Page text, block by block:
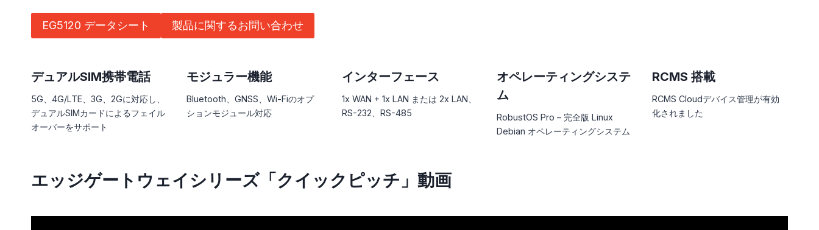
EG5120 データシート 製品に関するお問い合わせ
デュアルSIM携帯電話
5G、4G/LTE、3G、2Gに対応し、
デュアルSIMカードによるフェイル
オーバーをサポート
モジュラー機能
Bluetooth、GNSS、Wi-Fiのオプ
ションモジュール対応
インターフェース
1x WAN + 1x LAN または 2x LAN、
RS-232、RS-485
オペレーティングシステ
ム
RobustOS Pro – 完全版 Linux
Debian オペレーティングシステム
RCMS 搭載
RCMS Cloudデバイス管理が有効
化されました
エッジゲートウェイシリーズ「クイックピッチ」動画